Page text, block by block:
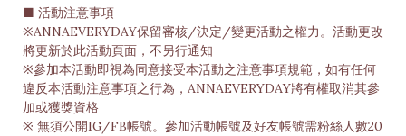
■ 活動注意事項
※ANNAEVERYDAY保留審核/決定/變更活動之權力。活動更改
將更新於此活動頁面，不另行通知
※參加本活動即視為同意接受本活動之注意事項規範，如有任何
違反本活動注意事項之行為，ANNAEVERYDAY將有權取消其參
加或獲獎資格
※ 無須公開IG/FB帳號。參加活動帳號及好友帳號需粉絲人數20